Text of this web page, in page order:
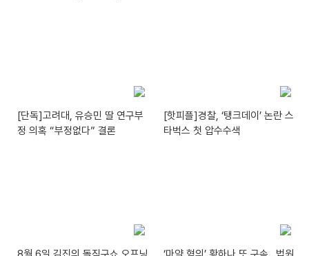
[단독]고려대, 유승민 딸 연구부
정 의혹 “부정없다” 결론
[핫피플]경찰, ‘탱크데이’ 논란 스
타벅스 첫 압수수색